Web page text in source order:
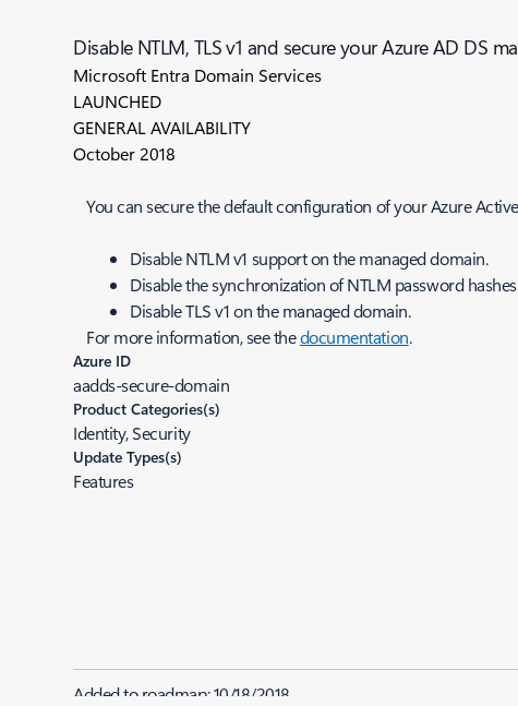
Disable NTLM, TLS v1 and secure your Azure AD DS
Microsoft Entra Domain Services
LAUNCHED
GENERAL AVAILABILITY
October 2018
You can secure the default configuration of your Azure
Disable NTLM v1 support on the managed domain.
Disable the synchronization of NTLM password
Disable TLS v1 on the managed domain.
For more information, see thedocumentation.
Azure ID
aadds-secure-domain
Product Categories(s)
Identity, Security
Update Types(s)
Features
Added to roadmap:10/18/2018